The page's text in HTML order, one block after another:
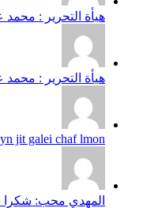
هيأة التحرير : محمد
هيأة التحرير :
jit galei chaf lmon...
المهدي محب: شكرا